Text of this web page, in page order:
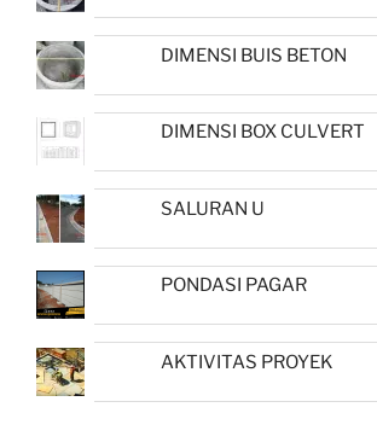
DIMENSI BUIS BETON
DIMENSI BOX CULVERT
SALURAN U
PONDASI PAGAR
AKTIVITAS PROYEK